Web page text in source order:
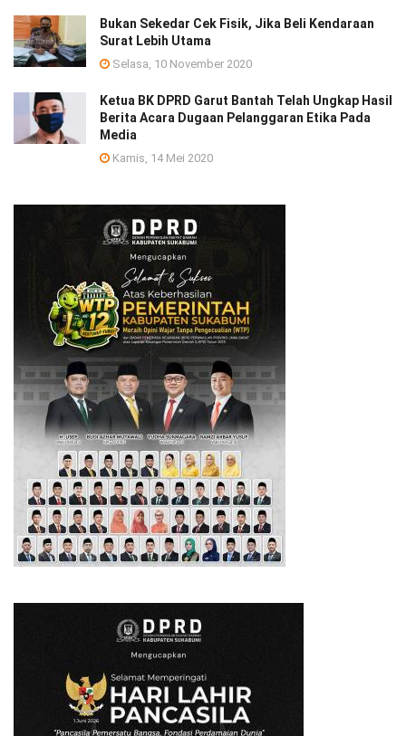
Bukan Sekedar Cek Fisik, Jika Beli Kendaraan
Surat Lebih Utama
Selasa, 10 November 2020
Ketua BK DPRD Garut Bantah Telah Ungkap Hasil
Berita Acara Dugaan Pelanggaran Etika Pada
Media
Kamis, 14 Mei 2020